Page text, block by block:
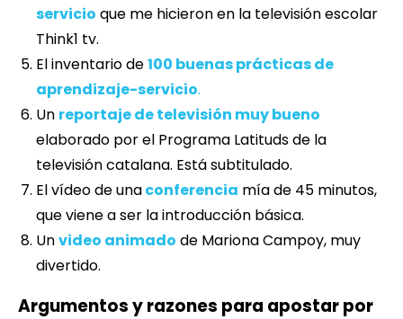
servicio que me hicieron en la televisión escolar
Think1 tv.
El inventario de100 buenas prácticas de
aprendizaje-servicio.
Un reportaje de televisión muy bueno
elaborado por el Programa Latituds de la
televisión catalana. Está subtitulado.
El vídeo de unaconferencia mía de 45 minutos,
que viene a ser la introducción básica.
Unvideo animado de Mariona Campoy, muy
divertido.
Argumentos y razones para apostar por